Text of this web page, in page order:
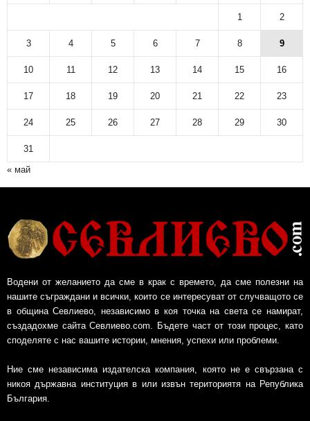
1 2
3 4 5 6 7 8 9
10 11 12 13 14 15 16
17 18 19 20 21 22 23
24 25 26 27 28 29 30
31
« май
Водени от желанието да сме в крак с времето, да сме полезни на
нашите съграждани и всички, които се интересуват от случващото се
в община Севлиево, независимо в коя точка на света се намират,
създадохме сайта Севлиево.com. Бъдете част от този процес, като
споделяте с нас вашите истории, мнения, успехи или проблеми.
Ние сме независима издателска компания, която не е свързана с
никоя държавна институция в или извън териториятя на Република
България.